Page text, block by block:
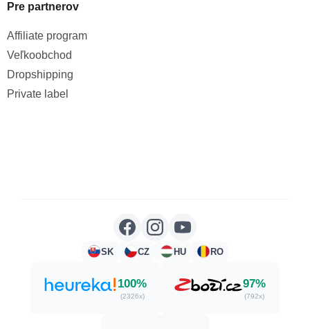
Pre partnerov
Affiliate program
Veľkoobchod
Dropshipping
Private label
SK CZ HU RO
100%
(2326x)
97%
(792x)